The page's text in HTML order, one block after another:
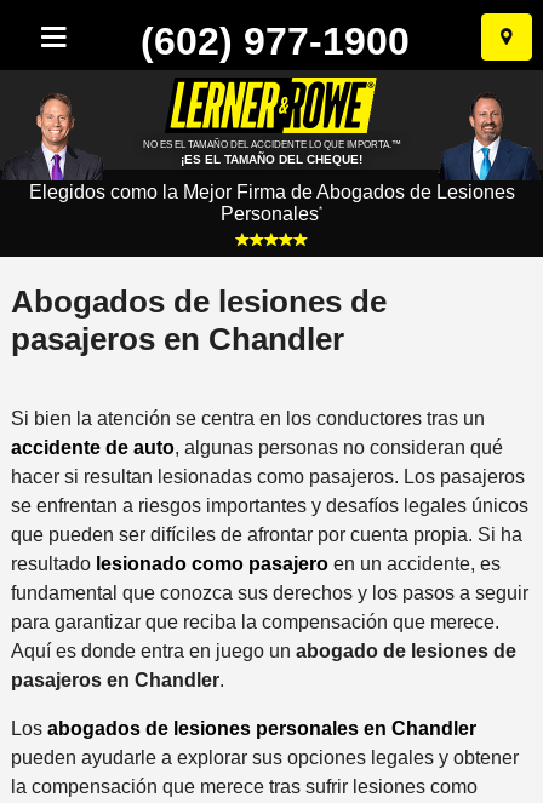
Ir
al
(602) 977-1900
NO ES EL TAMAÑO DEL ACCIDENTE LO QUE IMPORTA.™
¡ES EL TAMAÑO DEL CHEQUE!
Elegidos como la Mejor Firma de Abogados de Lesiones
Personales*
Abogados de lesiones de
pasajeros en Chandler
Si bien la atención se centra en los conductores tras un
accidente de auto, algunas personas no consideran qué
hacer si resultan lesionadas como pasajeros. Los pasajeros
se enfrentan a riesgos importantes y desafíos legales únicos
que pueden ser difíciles de afrontar por cuenta propia. Si ha
resultado lesionado como pasajeroen un accidente, es
fundamental que conozca sus derechos y los pasos a seguir
para garantizar que reciba la compensación que merece.
Aquí es donde entra en juego un abogado de lesiones de
pasajeros en Chandler.
Los abogados de lesiones personales en Chandler
pueden ayudarle a explorar sus opciones legales y obtener
la compensación que merece tras sufrir lesiones como